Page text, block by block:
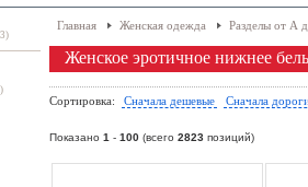
Главная Женская одежда Разделы от А
Женское эротичное нижнее
Сортировка: Сначала дешевые Сначала
Показано 1 - 100 (всего 2823 позиций)